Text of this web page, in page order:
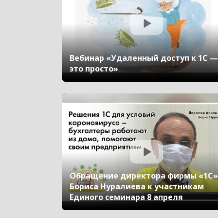
Вебинар «Удаленный доступ к 1С —
это просто»
Обращение директора фирмы «1С»
Бориса Нуралиева к участникам
Единого семинара 8 апреля